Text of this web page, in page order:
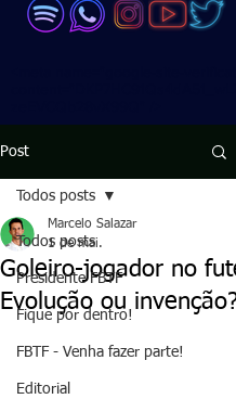
Post
Todos posts
Presidente FBTF
Fique por dentro!
FBTF - Venha fazer parte!
Editorial
Todos posts
Goleiro-jogador no
Evolução ou
Marcelo Salazar
1 de mai.